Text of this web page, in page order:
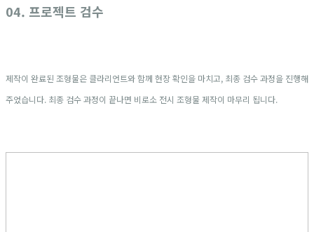
04. 프로젝트 검수
제작이 완료된 조형물은 클라리언트와 함께 현장 확인을 마치고, 최종 검수 과정을 진행해
주었습니다. 최종 검수 과정이 끝나면 비로소 전시 조형물 제작이 마무리 됩니다.